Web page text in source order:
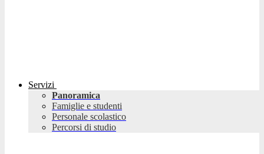
Servizi
Panoramica
Famiglie e studenti
Personale scolastico
Percorsi di studio